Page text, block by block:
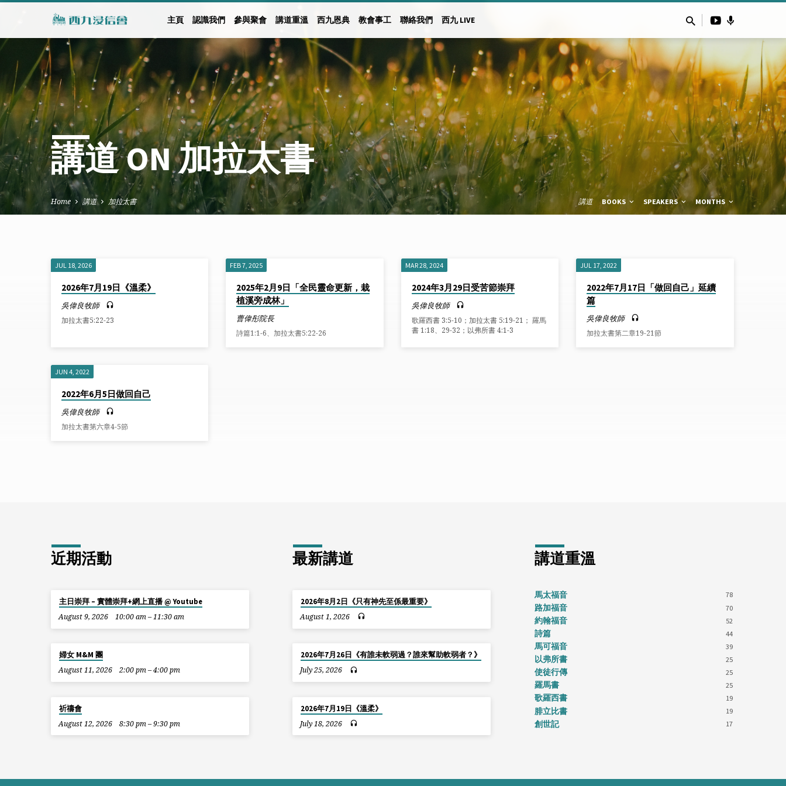
主頁 認識我們 參與聚會 講道重溫 西九恩典 教會事工 聯絡我們 西九 LIVE
講道 ON 加拉太書
Home 講道 加拉太書 講道 BOOKS SPEAKERS MONTHS
講
道
ON
加
拉
太
JUL 18, 2026
2026年7月19日《溫柔》
吳偉良牧師
加拉太書5:22-23
FEB 7, 2025
2025年2月9日「全民靈命更新，栽
植溪旁成林」
曹偉彤院長
詩篇1:1-6、加拉太書5:22-26
MAR 28, 2024
2024年3月29日受苦節崇拜
吳偉良牧師
歌羅西書 3:5-10；加拉太書 5:19-21； 羅馬
書 1:18、29-32；以弗所書 4:1-3
JUL 17, 2022
2022年7月17日「做回自己」延續
篇
吳偉良牧師
加拉太書第二章19-21節
JUN 4, 2022
2022年6月5日做回自己
吳偉良牧師
加拉太書第六章4-5節
近期活動
主日崇拜 – 實體崇拜+網上直播 @ Youtube
August 9, 2026
10:00 am – 11:30 am
婦女 M&M 團
August 11, 2026
2:00 pm – 4:00 pm
祈禱會
August 12, 2026
8:30 pm – 9:30 pm
最新講道
2026年8月2日《只有神先至係最重要》
August 1, 2026
2026年7月26日《有誰未軟弱過？誰來幫助軟弱者？》
July 25, 2026
2026年7月19日《溫柔》
July 18, 2026
講道重溫
馬太福音 78
路加福音 70
約翰福音 52
詩篇 44
馬可福音 39
以弗所書 25
使徒行傳 25
羅馬書 25
歌羅西書 19
腓立比書 19
創世記 17